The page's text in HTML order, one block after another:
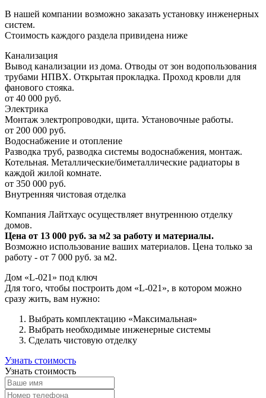
В нашей компании возможно заказать установку инженерных
систем.
Стоимость каждого раздела привидена ниже
Канализация
Вывод канализации из дома. Отводы от зон водопользования
трубами НПВХ. Открытая прокладка. Проход кровли для
фанового стояка.
от 40 000 руб.
Электрика
Монтаж электропроводки, щита. Установочные работы.
от 200 000 руб.
Водоснабжение и отопление
Разводка труб, разводка системы водоснабжения, монтаж.
Котельная. Металлические/биметаллические радиаторы в
каждой жилой комнате.
от 350 000 руб.
Внутренняя чистовая отделка
Компания Лайтхаус осуществляет внутреннюю отделку
домов.
Цена от 13 000 руб. за м2 за работу и материалы.
Возможно использование ваших материалов. Цена только за
работу - от 7 000 руб. за м2.
Дом «L-021» под ключ
Для того, чтобы построить дом «L-021», в котором можно
сразу жить, вам нужно:
Выбрать комплектацию «Максимальная»
Выбрать необходимые инженерные системы
Сделать чистовую отделку
Узнать стоимость
Узнать стоимость